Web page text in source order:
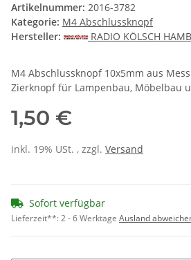
Artikelnummer: 2016-3782
Kategorie: M4 Abschlussknopf
Hersteller:
RADIO KÖLSCH
M4 Abschlussknopf 10x5mm aus
Zierknopf für Lampenbau, Möbelbau
1,50 €
inkl. 19% USt. , zzgl. Versand
Sofort verfügbar
Lieferzeit**:2 - 6 Werktage Ausland